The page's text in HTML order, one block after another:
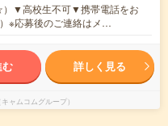
▼高校生不可▼携帯電話をお
※応募後のご連絡はメ…
む 詳しく見る
ャムコムグループ）